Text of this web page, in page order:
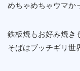
めちゃめちゃウマか
鉄板焼もお好み焼き
そばはブッチギリ世